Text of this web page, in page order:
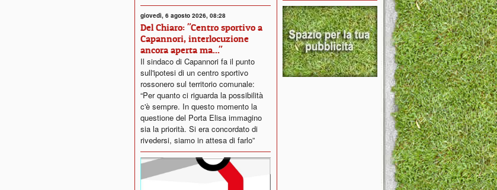
giovedì, 6 agosto 2026, 08:28
Del Chiaro: "Centro sportivo a
Capannori, interlocuzione
ancora aperta ma..."
Il sindaco di Capannori fa il punto
sull'ipotesi di un centro sportivo
rossonero sul territorio comunale:
“Per quanto ci riguarda la possibilità
c'è sempre. In questo momento la
questione del Porta Elisa immagino
sia la priorità. Si era concordato di
rivedersi, siamo in attesa di farlo”